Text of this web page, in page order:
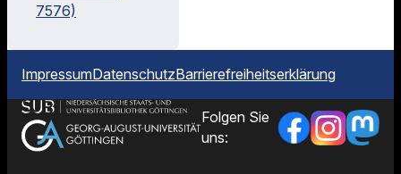
7576)
ImpressumDatenschutzBarrierefreiheitserklärung
Folgen Sie
uns: